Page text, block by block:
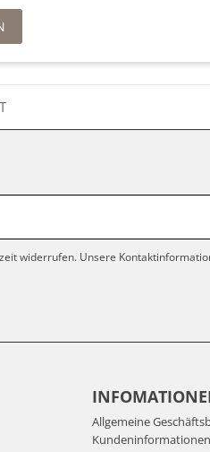
widerrufen. Unsere
Allgemeine
Kundeninformationen